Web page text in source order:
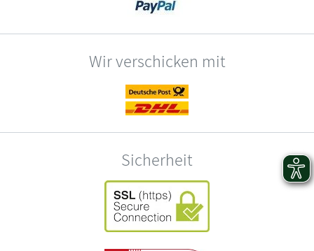
Wir verschicken mit
Sicherheit